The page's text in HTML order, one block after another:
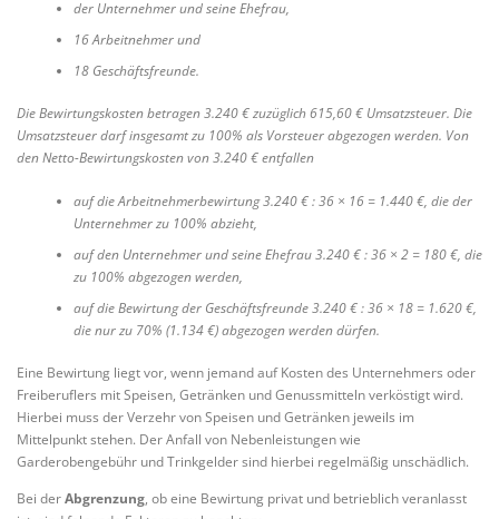
der Unternehmer und seine Ehefrau,
16 Arbeitnehmer und
18 Geschäftsfreunde.
Die Bewirtungskosten betragen 3.240 € zuzüglich 615,60 € Umsatzsteuer. Die
Umsatzsteuer darf insgesamt zu 100% als Vorsteuer abgezogen werden. Von
den Netto-Bewirtungskosten von 3.240 € entfallen
auf die Arbeitnehmerbewirtung 3.240 € : 36 × 16 = 1.440 €, die der
Unternehmer zu 100% abzieht,
auf den Unternehmer und seine Ehefrau 3.240 € : 36 × 2 = 180 €, die
zu 100% abgezogen werden,
auf die Bewirtung der Geschäftsfreunde 3.240 € : 36 × 18 = 1.620 €,
die nur zu 70% (1.134 €) abgezogen werden dürfen.
Eine Bewirtung liegt vor, wenn jemand auf Kosten des Unternehmers oder
Freiberuflers mit Speisen, Getränken und Genussmitteln verköstigt wird.
Hierbei muss der Verzehr von Speisen und Getränken jeweils im
Mittelpunkt stehen. Der Anfall von Nebenleistungen wie
Garderobengebühr und Trinkgelder sind hierbei regelmäßig unschädlich.
Bei derAbgrenzung, ob eine Bewirtung privat und betrieblich veranlasst